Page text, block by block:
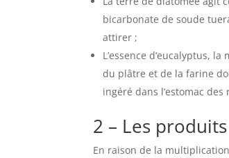
bicarbonate de soude
attirer ;
L’essence d’eucalyptus,
du plâtre et de la farine
ingéré dans l’estomac des
2 – Les
En raison de la